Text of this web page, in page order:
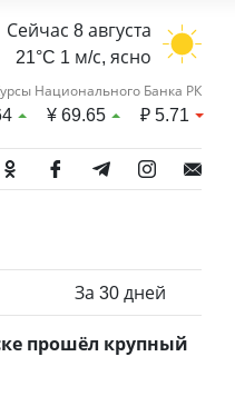
Сейчас 8 августа
21°C 1 м/с, ясно
Национального Банка РК
¥69.65 ₽5.71
За 30 дней
прошёл крупный